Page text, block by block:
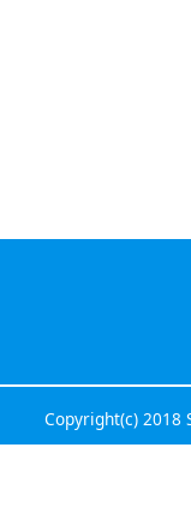
Copyright(c)